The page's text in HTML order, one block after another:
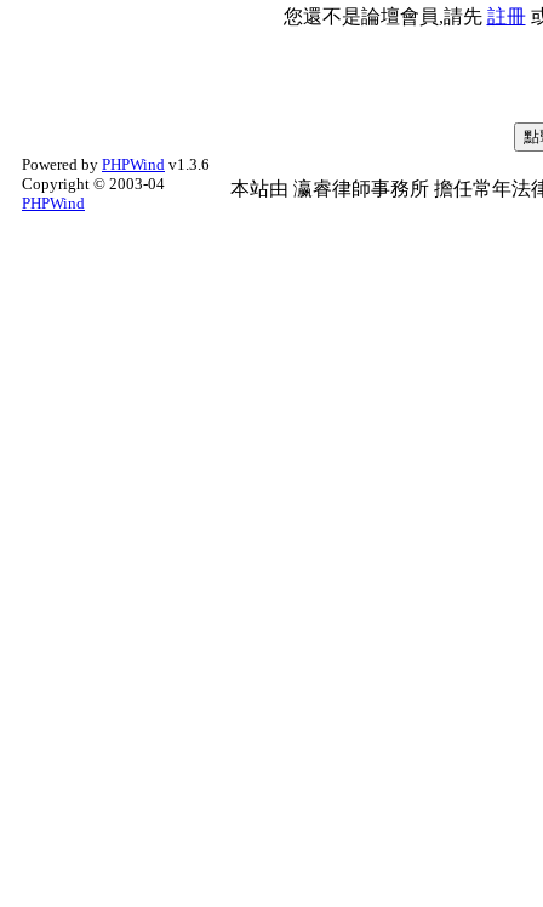
您還不是論壇會員,請先 註冊
Powered by PHPWind v1.3.6
Copyright © 2003-04
PHPWind
本站由 瀛睿律師事務所 擔任常年法